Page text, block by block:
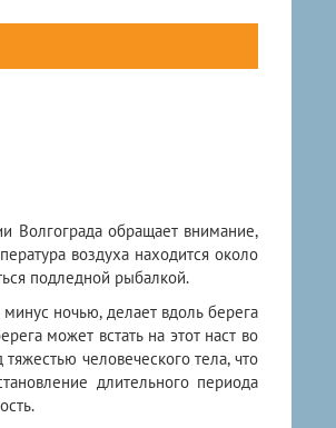
обращает внимание,
воздуха находится около
подледной рыбалкой.
ночью, делает вдоль берега
может встать на этот наст во
человеческого тела, что
длительного периода